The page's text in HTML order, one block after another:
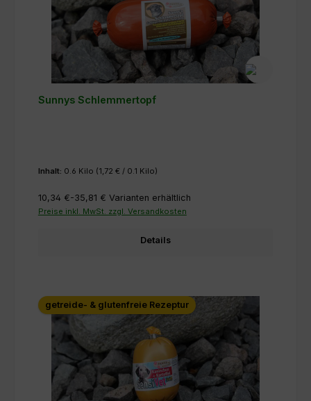
Sunnys Schlemmertopf
Inhalt: 0.6 Kilo (1,72 € / 0.1 Kilo)
10,34 €-35,81 € Varianten erhältlich
Preise inkl. MwSt. zzgl. Versandkosten
Details
getreide- & glutenfreie Rezeptur